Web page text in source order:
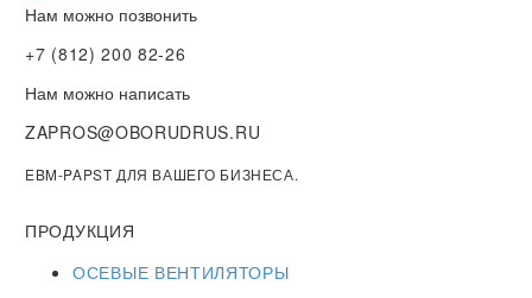
Нам можно позвонить
+7 (812) 200 82-26
Нам можно написать
ZAPROS@OBORUDRUS.RU
EBM-PAPST ДЛЯ ВАШЕГО БИЗНЕСА.
ПРОДУКЦИЯ
ОСЕВЫЕ ВЕНТИЛЯТОРЫ